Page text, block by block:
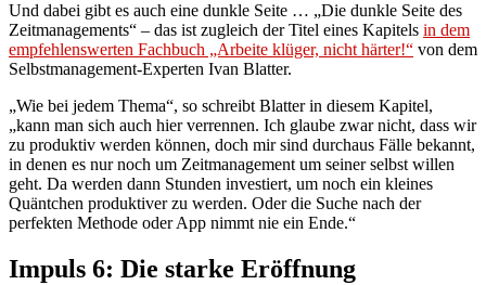
Und dabei gibt es auch eine dunkle Seite … „Die dunkle Seite des
Zeitmanagements“ – das ist zugleich der Titel eines Kapitels in dem
empfehlenswerten Fachbuch „Arbeite klüger, nicht härter!“ von dem
Selbstmanagement-Experten Ivan Blatter.
„Wie bei jedem Thema“, so schreibt Blatter in diesem Kapitel,
„kann man sich auch hier verrennen. Ich glaube zwar nicht, dass wir
zu produktiv werden können, doch mir sind durchaus Fälle bekannt,
in denen es nur noch um Zeitmanagement um seiner selbst willen
geht. Da werden dann Stunden investiert, um noch ein kleines
Quäntchen produktiver zu werden. Oder die Suche nach der
perfekten Methode oder App nimmt nie ein Ende.“
Impuls 6: Die starke Eröffnung